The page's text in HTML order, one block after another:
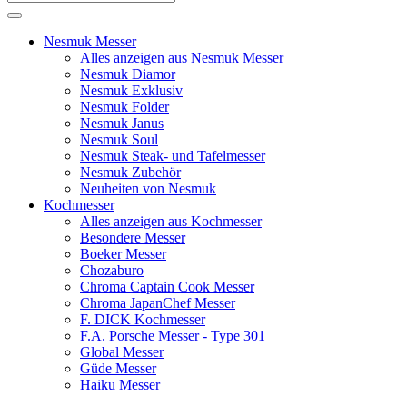
Nesmuk Messer
Alles anzeigen aus Nesmuk Messer
Nesmuk Diamor
Nesmuk Exklusiv
Nesmuk Folder
Nesmuk Janus
Nesmuk Soul
Nesmuk Steak- und Tafelmesser
Nesmuk Zubehör
Neuheiten von Nesmuk
Kochmesser
Alles anzeigen aus Kochmesser
Besondere Messer
Boeker Messer
Chozaburo
Chroma Captain Cook Messer
Chroma JapanChef Messer
F. DICK Kochmesser
F.A. Porsche Messer - Type 301
Global Messer
Güde Messer
Haiku Messer